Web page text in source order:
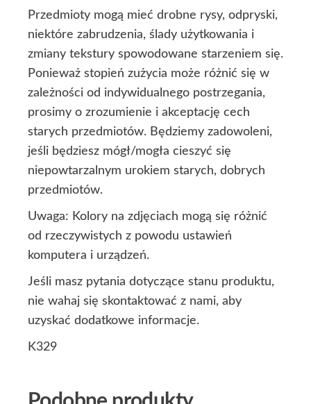
Przedmioty mogą mieć drobne rysy, odpryski,
niektóre zabrudzenia, ślady użytkowania i
zmiany tekstury spowodowane starzeniem się.
Ponieważ stopień zużycia może różnić się w
zależności od indywidualnego postrzegania,
prosimy o zrozumienie i akceptację cech
starych przedmiotów. Będziemy zadowoleni,
jeśli będziesz mógł/mogła cieszyć się
niepowtarzalnym urokiem starych, dobrych
przedmiotów.
Uwaga: Kolory na zdjęciach mogą się różnić
od rzeczywistych z powodu ustawień
komputera i urządzeń.
Jeśli masz pytania dotyczące stanu produktu,
nie wahaj się skontaktować z nami, aby
uzyskać dodatkowe informacje.
K329